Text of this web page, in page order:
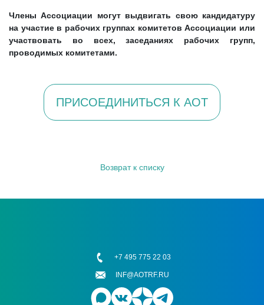
Члены Ассоциации могут выдвигать свою кандидатуру
на участие в рабочих группах комитетов Ассоциации или
участвовать во всех, заседаниях рабочих групп,
проводимых комитетами.
ПРИСОЕДИНИТЬСЯ К АОТ
Возврат к списку
+7 495 775 22 03
INF@AOTRF.RU